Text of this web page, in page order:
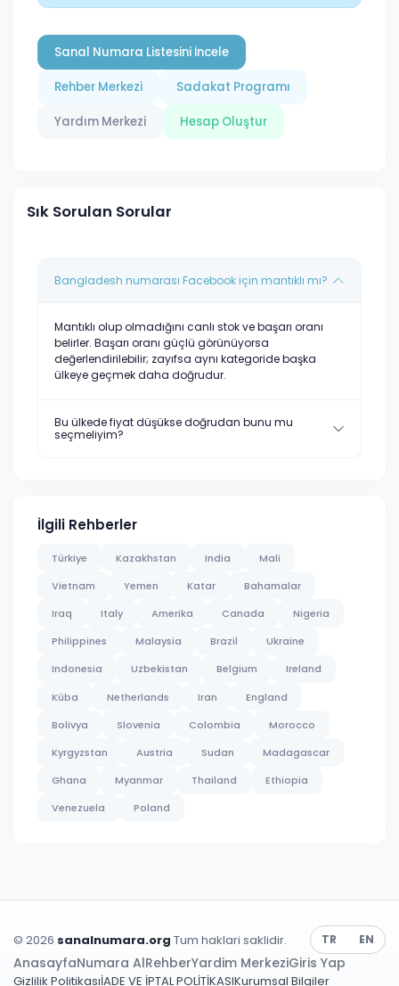
Sanal Numara Listesini İncele
Rehber Merkezi Sadakat Programı
Yardım Merkezi Hesap Oluştur
Sık Sorulan Sorular
Bangladesh numarası Facebook için mantıklı mı?
Mantıklı olup olmadığını canlı stok ve başarı oranı
belirler. Başarı oranı güçlü görünüyorsa
değerlendirilebilir; zayıfsa aynı kategoride başka
ülkeye geçmek daha doğrudur.
Bu ülkede fiyat düşükse doğrudan bunu mu
seçmeliyim?
İlgili Rehberler
Türkiye Kazakhstan India
Mali
Vietnam
Yemen Katar
Bahamalar
Iraq
Italy Amerika Canada
Nigeria
Philippines
Malaysia Brazil
Ukraine
Indonesia
Uzbekistan Belgium
Ireland
Küba
Netherlands Iran
England
Bolivya
Slovenia Colombia
Morocco
Kyrgyzstan
Austria Sudan
Madagascar
Ghana
Myanmar Thailand
Ethiopia
Venezuela
Poland
© 2026 sanalnumara.org Tum haklari saklidir. TR EN
AnasayfaNumara AlRehberYardim MerkeziGiris Yap
Gizlilik PolitikasıİADE VE İPTAL POLİTİKASIKurumsal Bilgiler